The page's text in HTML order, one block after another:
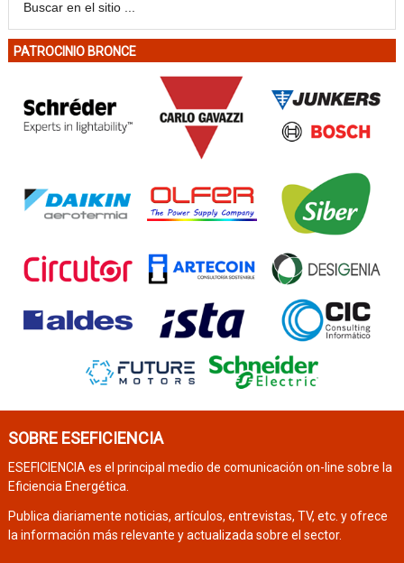
PATROCINIO BRONCE
SOBRE ESEFICIENCIA
ESEFICIENCIA es el principal medio de comunicación on-line sobre la
Eficiencia Energética.
Publica diariamente noticias, artículos, entrevistas, TV, etc. y ofrece
la información más relevante y actualizada sobre el sector.